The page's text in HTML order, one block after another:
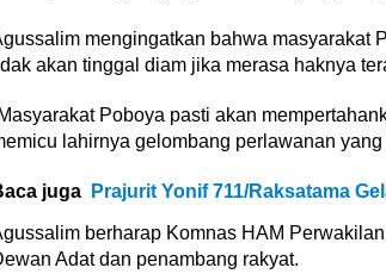
mengingatkan bahwa masyarakat
akan tinggal diam jika merasa haknya
Poboya pasti akan
lahirnya gelombang perlawanan yang
juga Prajurit Yonif 711/Raksatama
berharap Komnas HAM
Adat dan penambang rakyat.